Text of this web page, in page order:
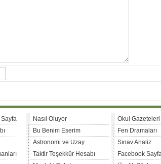
Nasıl Oluyor
Bu Benim Eserim
Astronomi ve Uzay
Taktir Teşekkür Hesabı
Okul Gazeteleri
Fen Dramaları
Sınav Analiz
Facebook